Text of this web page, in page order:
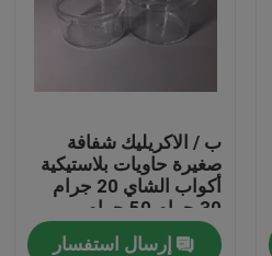
ب / الاكريليك شفافة
صغيرة حاويات بلاستيكية
أكواب الشاي 20 جرام
30 جرام 50 جرام
إرسال استفسار